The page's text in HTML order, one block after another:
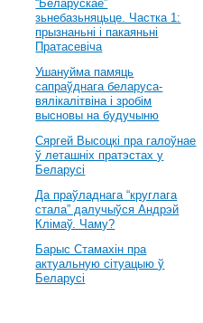
“Беларускае”
зьнебазьняцьце. Частка 1:
прызнаньні і пакаяньні
Пратасевіча
Ушануйма памяць
сапраўднага беларуса-
вялікалітвіна і зробім
высновы на будучыню
Сяргей Высоцкі пра галоўнае
ў леташніх пратэстах у
Беларусі
Да праўладнага “круглага
стала” далучыўся Андрэй
Клімаў. Чаму?
Барыс Стамахін пра
актуальную сітуацыю ў
Беларусі